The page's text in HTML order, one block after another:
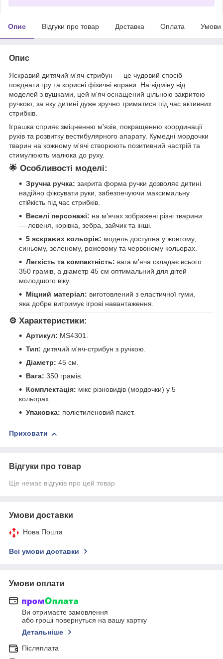
Опис Відгуки про товар Доставка Оплата Умови
Опис
Яскравий дитячий м'яч-стрибун — це чудовий спосіб
поєднати гру та корисні фізичні вправи. На відміну від
моделей з вушками, цей м'яч оснащений цільною закритою
ручкою, за яку дитині дуже зручно триматися під час активних
стрибків.
Іграшка сприяє зміцненню м'язів, покращенню координації
рухів та розвитку вестибулярного апарату. Кумедні мордочки
тварин на кожному м'ячі створюють позитивний настрій та
стимулюють малюка до руху.
🌟 Особливості моделі:
Зручна ручка: закрита форма ручки дозволяє дитині
надійно фіксувати руки, забезпечуючи максимальну
стійкість під час стрибків.
Веселі персонажі: на м'ячах зображені різні тварини
— левеня, корівка, зебра, зайчик та інші.
5 яскравих кольорів: модель доступна у жовтому,
синьому, зеленому, рожевому та червоному кольорах.
Легкість та компактність: вага м'яча складає всього
350 грамів, а діаметр 45 см оптимальний для дітей
молодшого віку.
Міцний матеріал: виготовлений з еластичної гуми,
яка добре витримує ігрові навантаження.
⚙️ Характеристики:
Артикул: MS4301.
Тип: дитячий м'яч-стрибун з ручкою.
Діаметр: 45 см.
Вага: 350 грамів.
Комплектація: мікс різновидів (мордочки) у 5
кольорах.
Упаковка: поліетиленовий пакет.
Приховати
Відгуки про товар
Ще немає відгуків про цей товар
Умови доставки
Нова Пошта
Всі умови доставки
Умови оплати
Ви отримаєте замовлення
або гроші повернуться на вашу картку
Детальніше
Післяплата